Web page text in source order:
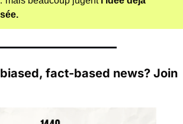
fact-based news? Join